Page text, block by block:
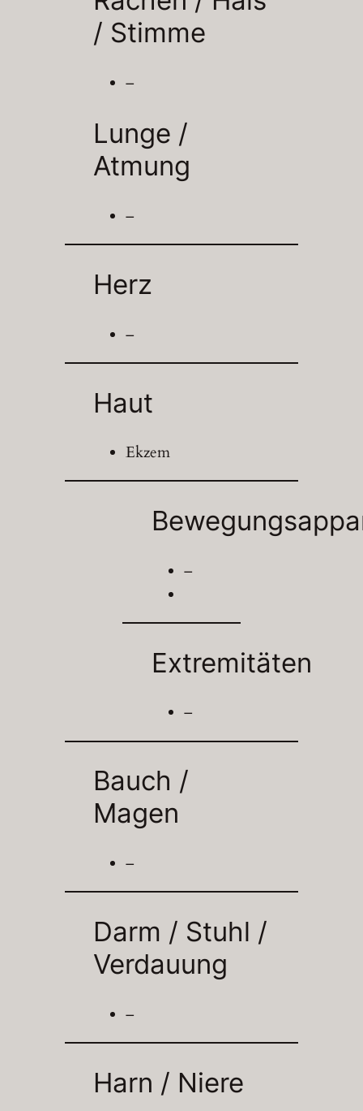
/ Stimme
–
Lunge /
Atmung
–
Herz
–
Haut
Ekzem
–
Extremitäten
–
Bauch /
Magen
–
Darm / Stuhl /
Verdauung
–
Harn / Niere